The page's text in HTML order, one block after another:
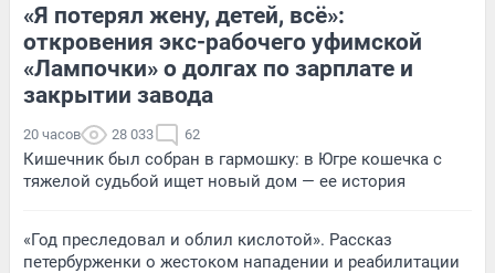
«Я потерял жену, детей, всё»:
откровения экс-рабочего уфимской
«Лампочки» о долгах по зарплате и
закрытии завода
20 часов 28 033 62
Кишечник был собран в гармошку: в Югре кошечка с
тяжелой судьбой ищет новый дом — ее история
«Год преследовал и облил кислотой». Рассказ
петербурженки о жестоком нападении и реабилитации